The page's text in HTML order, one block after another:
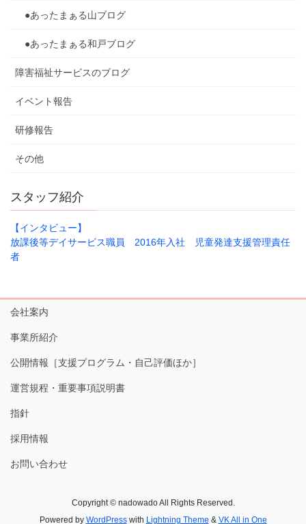
●あったまぁる山ブログ
●あったまぁる和戸ブログ
障害福祉サービスのブログ
イベント報告
研修報告
その他
スタッフ紹介
【インタビュー】
放課後等デイサービス職員 2016年入社 児童発達支援管理責任
者
会社案内
事業所紹介
公開情報［支援プログラム・自己評価ほか］
運営規程・重要事項説明書
指針
採用情報
お問い合わせ
Copyright © nadowado All Rights Reserved.
Powered by WordPresswith Lightning Theme & VK All in One